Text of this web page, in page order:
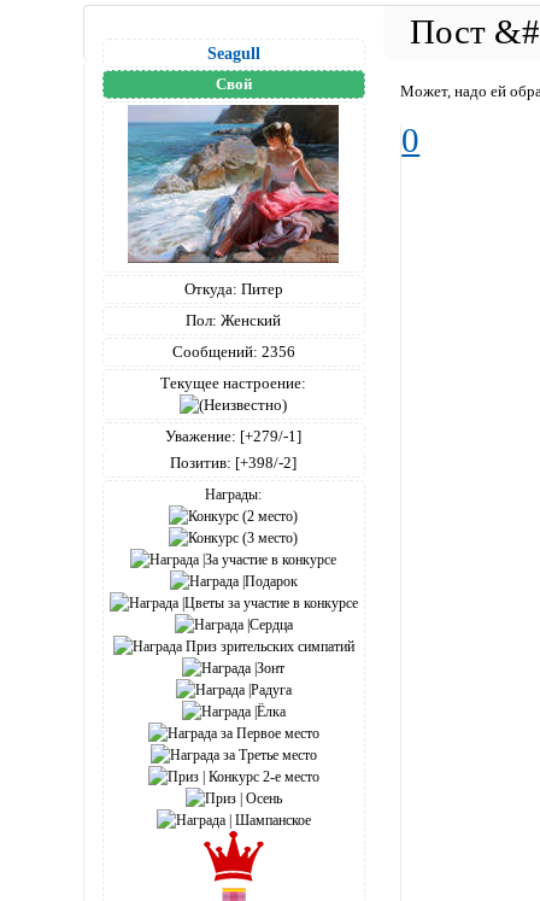
Seagull
Свой
Откуда: Питер
Пол: Женский
Сообщений: 2356
Текущее настроение:
Уважение: [+279/-1]
Позитив: [+398/-2]
Награды:
Может, надо ей
0